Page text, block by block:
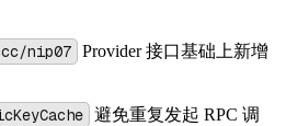
nip07
Provider 接口基础上新增
避免重复发起 RPC 调